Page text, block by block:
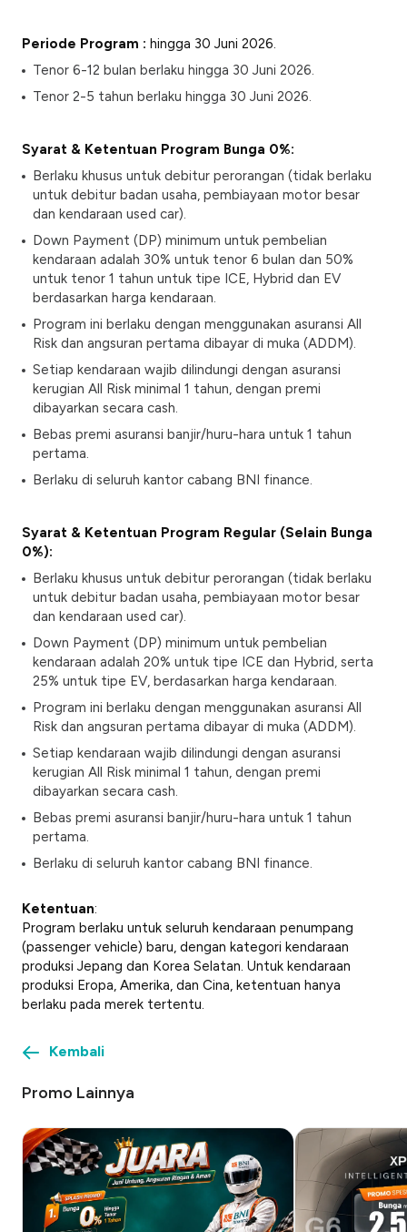
Periode Program : hingga 30 Juni 2026.
Tenor 6-12 bulan berlaku hingga 30 Juni 2026.
Tenor 2-5 tahun berlaku hingga 30 Juni 2026.
Syarat & Ketentuan Program Bunga 0%:
Berlaku khusus untuk debitur perorangan (tidak berlaku
untuk debitur badan usaha, pembiayaan motor besar
dan kendaraan used car).
Down Payment (DP) minimum untuk pembelian
kendaraan adalah 30% untuk tenor 6 bulan dan 50%
untuk tenor 1 tahun untuk tipe ICE, Hybrid dan EV
berdasarkan harga kendaraan.
Program ini berlaku dengan menggunakan asuransi All
Risk dan angsuran pertama dibayar di muka (ADDM).
Setiap kendaraan wajib dilindungi dengan asuransi
kerugian All Risk minimal 1 tahun, dengan premi
dibayarkan secara cash.
Bebas premi asuransi banjir/huru-hara untuk 1 tahun
pertama.
Berlaku di seluruh kantor cabang BNI finance.
Syarat & Ketentuan Program Regular (Selain Bunga
0%):
Berlaku khusus untuk debitur perorangan (tidak berlaku
untuk debitur badan usaha, pembiayaan motor besar
dan kendaraan used car).
Down Payment (DP) minimum untuk pembelian
kendaraan adalah 20% untuk tipe ICE dan Hybrid, serta
25% untuk tipe EV, berdasarkan harga kendaraan.
Program ini berlaku dengan menggunakan asuransi All
Risk dan angsuran pertama dibayar di muka (ADDM).
Setiap kendaraan wajib dilindungi dengan asuransi
kerugian All Risk minimal 1 tahun, dengan premi
dibayarkan secara cash.
Bebas premi asuransi banjir/huru-hara untuk 1 tahun
pertama.
Berlaku di seluruh kantor cabang BNI finance.
Ketentuan:
Program berlaku untuk seluruh kendaraan penumpang
(passenger vehicle) baru, dengan kategori kendaraan
produksi Jepang dan Korea Selatan. Untuk kendaraan
produksi Eropa, Amerika, dan Cina, ketentuan hanya
berlaku pada merek tertentu.
Kembali
Promo Lainnya